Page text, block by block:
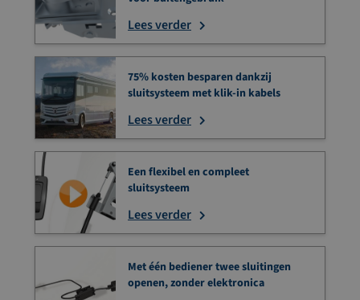
Lees verder
75% kosten besparen dankzij
sluitsysteem met klik-in kabels
Lees verder
Een flexibel en compleet
sluitsysteem
Lees verder
Met één bediener twee sluitingen
openen, zonder elektronica